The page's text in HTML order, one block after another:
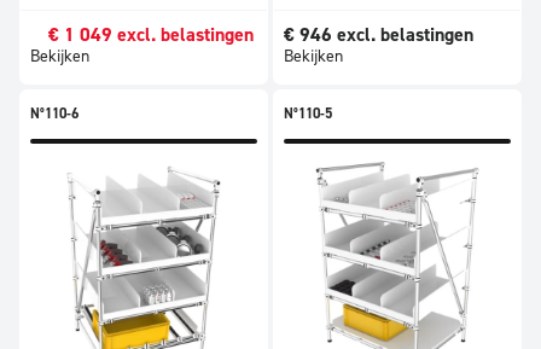
€ 1 049 excl. belastingen
Bekijken
€ 946 excl. belastingen
Bekijken
N°110-6 N°110-5